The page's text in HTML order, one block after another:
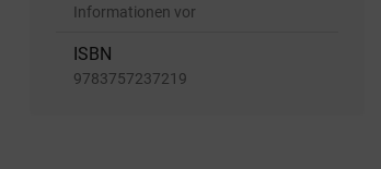
Informationen vor
ISBN
9783757237219